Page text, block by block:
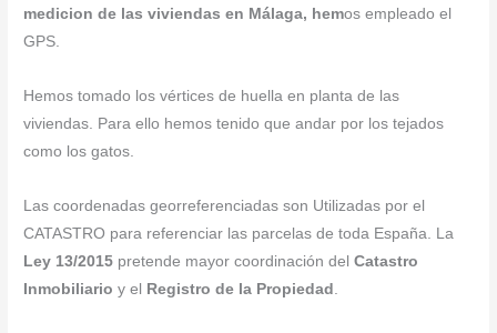
medicion de las viviendas en Málaga, hemos empleado el
GPS.
Hemos tomado los vértices de huella en planta de las
viviendas. Para ello hemos tenido que andar por los tejados
como los gatos.
Las coordenadas georreferenciadas son Utilizadas por el
CATASTRO para referenciar las parcelas de toda España. La
Ley 13/2015 pretende mayor coordinación delCatastro
Inmobiliario y el Registro de la Propiedad